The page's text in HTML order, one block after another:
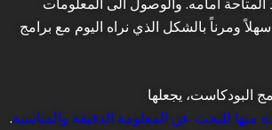
أمامه. والوصول الى المعلومات
ومرناً بالشكل الذي نراه اليوم مع برامج
البودكاست، يجعلها
منها للبحث عن المعلومة الدقيقة والمناسبة.